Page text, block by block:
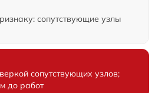
сопутствующие узлы
сопутствующих узлов;
до работ